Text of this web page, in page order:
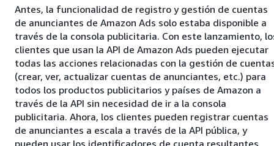
Antes, la funcionalidad de registro y gestión de cuentas
de anunciantes de Amazon Ads solo estaba disponible a
través de la consola publicitaria. Con este lanzamiento,
clientes que usan la API de Amazon Ads pueden ejecutar
todas las acciones relacionadas con la gestión de
(crear, ver, actualizar cuentas de anunciantes, etc.) para
todos los productos publicitarios y países de Amazon a
través de la API sin necesidad de ir a la consola
publicitaria. Ahora, los clientes pueden registrar cuentas
de anunciantes a escala a través de la API pública, y
pueden usar los identificadores de cuenta resultantes